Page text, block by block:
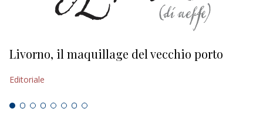
Livorno, il maquillage del vecchio porto
Editoriale